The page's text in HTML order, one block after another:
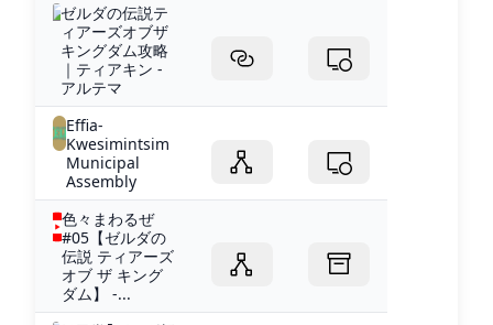
ゼルダの伝説テ
ィアーズオブザ
キングダム攻略
｜ティアキン -
アルテマ
Effia-
Kwesimintsim
Municipal
Assembly
色々まわるぜ
#05【ゼルダの
伝説 ティアーズ
オブ ザ キング
ダム】 -...